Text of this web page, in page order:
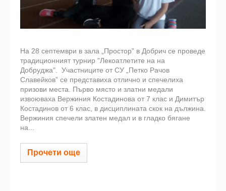
На 28 септември в зала „Простор” в Добрич се проведе
традиционният турнир "Лекоатлетите на на
Добруджа". Участниците от СУ „Петко Рачов
Славейков” се представиха отлично и спечелиха
призови места. Първо място и златни медали
извоюваха Вержиния Костадинова от 7 клас и Димитър
Костадинов от 6 клас, в дисциплината скок на дължина.
Вержиния спечели златен медал и в гладко бягане
на...
Прочети още